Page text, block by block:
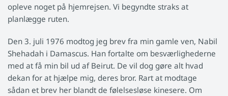
opleve noget på hjemrejsen. Vi begyndte straks at
planlægge ruten.
Den 3. juli 1976 modtog jeg brev fra min gamle ven, Nabil
Shehadah i Damascus. Han fortalte om besværlighederne
med at få min bil ud af Beirut. De vil dog gøre alt hvad
dekan for at hjælpe mig, deres bror. Rart at modtage
sådan et brev her blandt de følelsesløse kinesere. Om